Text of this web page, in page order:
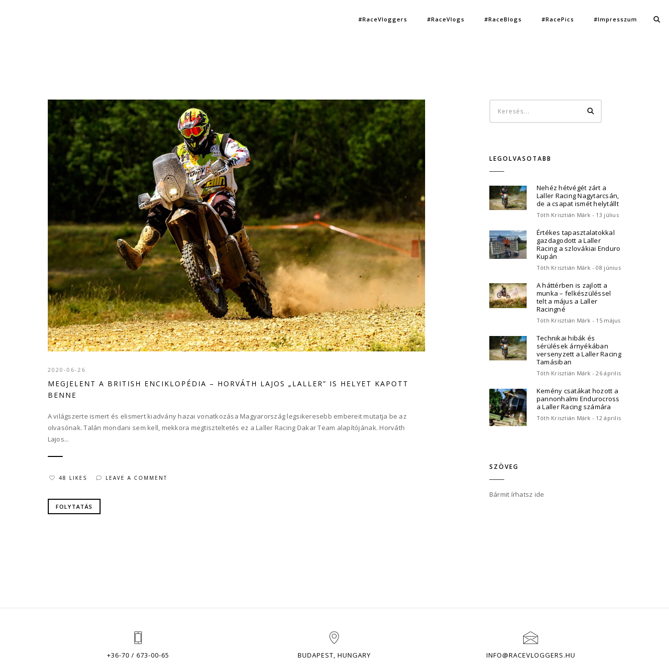
#RaceVloggers #RaceVlogs #RaceBlogs #RacePics #Impresszum
2020-06-26
MEGJELENT A BRITISH ENCIKLOPÉDIA – HORVÁTH LAJOS „LALLER” IS HELYET KAPOTT
BENNE
A világszerte ismert és elismert kiadvány hazai vonatkozása Magyarország legsikeresebb embereit mutatja be az
olvasónak. Talán mondani sem kell, mekkora megtiszteltetés ez a Laller Racing Dakar Team alapítójának. Horváth
Lajos...
48 LIKES LEAVE A COMMENT
FOLYTATÁS
LEGOLVASOTABB
Nehéz hétvégét zárt a
Laller Racing Nagytarcsán,
de a csapat ismét helytállt
Tóth Krisztián Márk - 13 július
Értékes tapasztalatokkal
gazdagodott a Laller
Racing a szlovákiai Enduro
Kupán
Tóth Krisztián Márk - 08 június
A háttérben is zajlott a
munka – felkészüléssel
telt a május a Laller
Racingné
Tóth Krisztián Márk - 15 május
Technikai hibák és
sérülések árnyékában
versenyzett a Laller Racing
Tamásiban
Tóth Krisztián Márk - 26 április
Kemény csatákat hozott a
pannonhalmi Endurocross
a Laller Racing számára
Tóth Krisztián Márk - 12 április
SZÖVEG
Bármit írhatsz ide
+36-70 / 673-00-65 BUDAPEST, HUNGARY INFO@RACEVLOGGERS.HU